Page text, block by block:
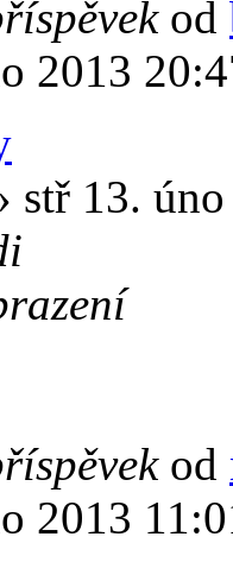
od
2013
stř 13.
od
2013